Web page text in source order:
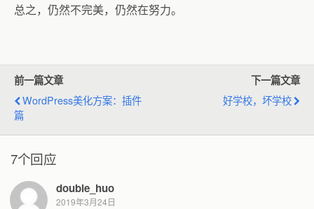
总之，仍然不完美，仍然在努力。
前一篇文章
WordPress美化方案：插件
篇
下一篇文章
好学校，坏学校
7个回应
double_huo
2019年3月24日